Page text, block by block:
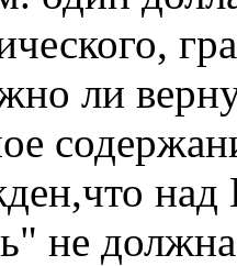
ли
над
не